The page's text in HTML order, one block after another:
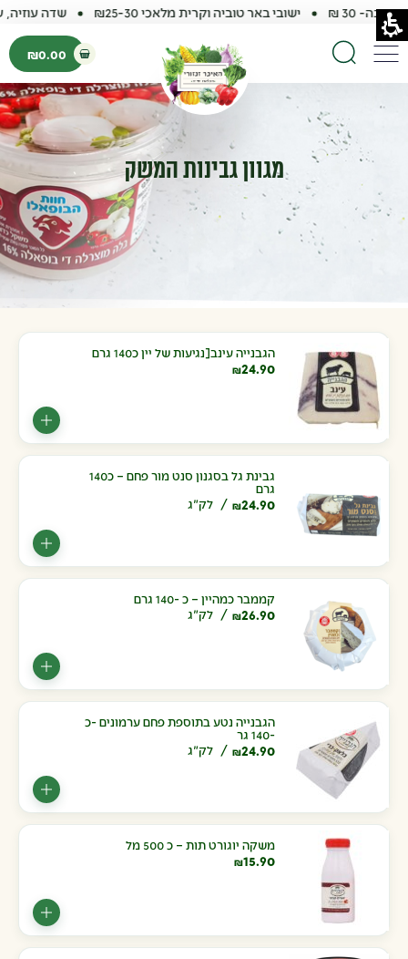
30 ₪ ישובי באר טוביה וקרית מלאכי ₪25-30 שדה עוזיה,
₪0.00
פתיחת עגלת
פתיחת פופאפ עגלה
מגוון גבינות המשק
הגבנייה עינב[נגיעות של יין כ140 גרם
₪24.90
גבינת גל בסגנון סנט מור פחם – כ140
גרם
₪24.90 לק"ג
קממבר כמהיין – כ -140 גרם
₪26.90 לק"ג
הגבנייה נטע בתוספת פחם ערמונים -כ
-140 גר
₪24.90 לק"ג
משקה יוגורט תות – כ 500 מל
₪15.90